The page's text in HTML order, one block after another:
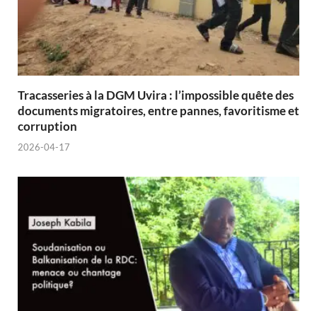
Tracasseries à la DGM Uvira : l’impossible quête des
documents migratoires, entre pannes, favoritisme et
corruption
2026-04-17